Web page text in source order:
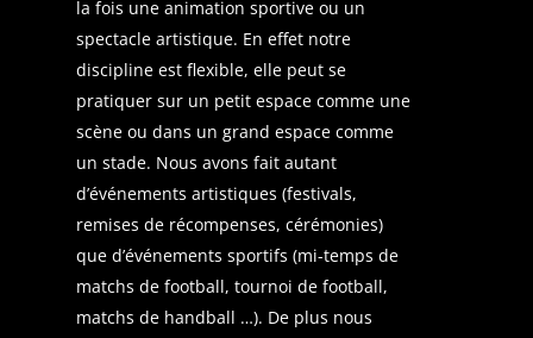
la fois une animation sportive ou un
spectacle artistique. En effet notre
discipline est flexible, elle peut se
pratiquer sur un petit espace comme une
scène ou dans un grand espace comme
un stade. Nous avons fait autant
d’événements artistiques (festivals,
remises de récompenses, cérémonies)
que d’événements sportifs (mi-temps de
matchs de football, tournoi de football,
matchs de handball …). De plus nous